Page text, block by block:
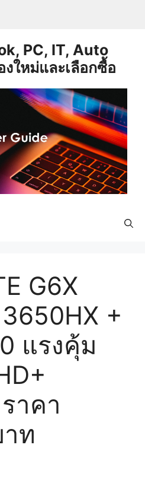
PC, IT, Auto
ใหม่และเลือกซื้อ
G6X
+
แรงคุ้ม
าคา
ท